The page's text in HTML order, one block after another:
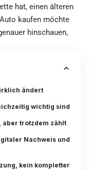
hat, einen älteren
kaufen möchte
hinschauen,
ändert
wichtig sind
aber trotzdem zählt
Nachweis und
kein kompletter